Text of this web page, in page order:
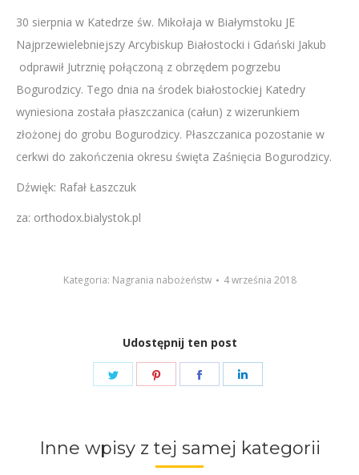
30 sierpnia w Katedrze św. Mikołaja w Białymstoku JE
Najprzewielebniejszy Arcybiskup Białostocki i Gdański Jakub
odprawił Jutrznię połączoną z obrzędem pogrzebu
Bogurodzicy. Tego dnia na środek białostockiej Katedry
wyniesiona została płaszczanica (całun) z wizerunkiem
złożonej do grobu Bogurodzicy. Płaszczanica pozostanie w
cerkwi do zakończenia okresu święta Zaśnięcia Bogurodzicy.
Dźwięk: Rafał Łaszczuk
za: orthodox.bialystok.pl
Kategoria: Nagrania nabożeństw 4 września 2018
Udostępnij ten post
Share
Share
Share
Inne wpisy z tej samej kategorii